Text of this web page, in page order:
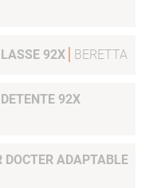
92X BERETTA
92X